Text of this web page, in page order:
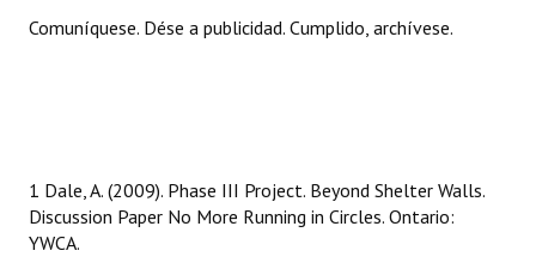
Comuníquese. Dése a publicidad. Cumplido, archívese.
1 Dale, A. (2009). Phase III Project. Beyond Shelter Walls.
Discussion Paper No More Running in Circles. Ontario:
YWCA.